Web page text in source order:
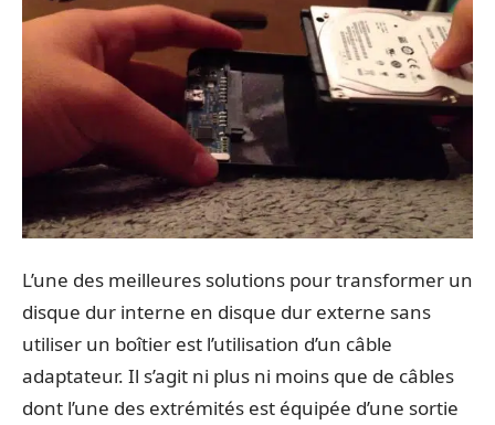
L’une des meilleures solutions pour transformer un
disque dur interne en disque dur externe sans
utiliser un boîtier est l’utilisation d’un câble
adaptateur. Il s’agit ni plus ni moins que de câbles
dont l’une des extrémités est équipée d’une sortie